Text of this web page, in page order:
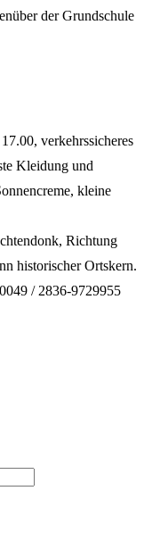
der Grundschule
verkehrssicheres
Kleidung und
kleine
Richtung
historischer Ortskern.
/ 2836-9729955